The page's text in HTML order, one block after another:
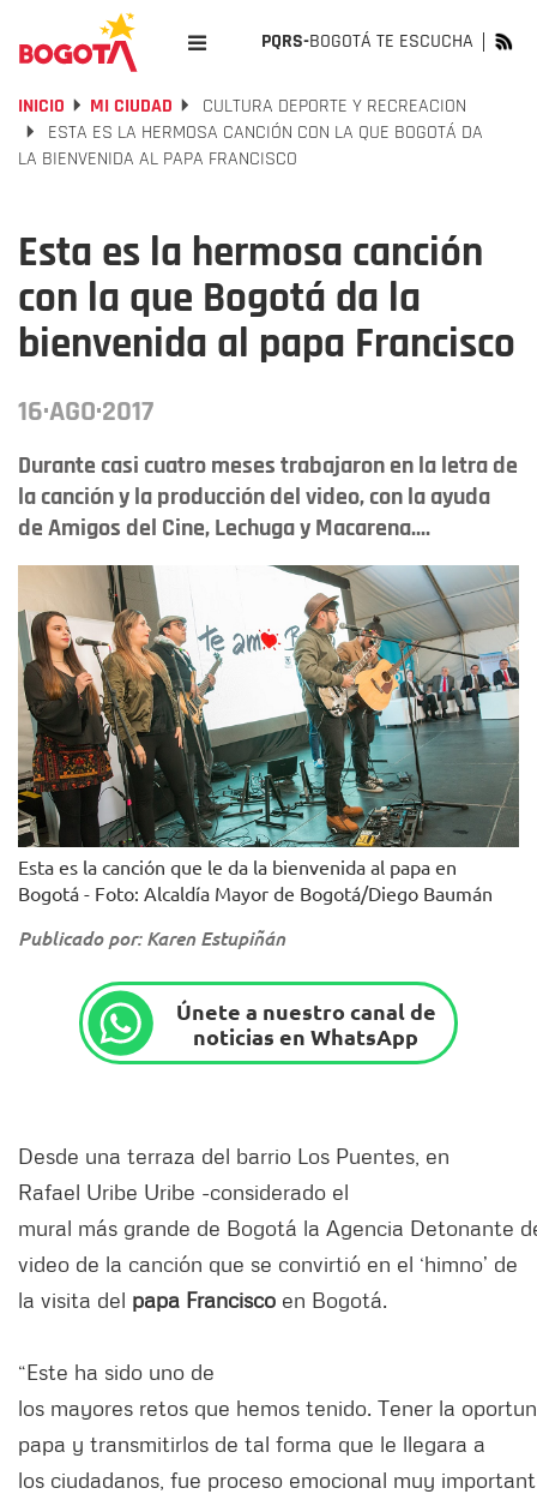
PQRS-BOGOTÁ TE ESCUCHA
INICIO MI CIUDAD
CULTURA DEPORTE Y RECREACION
ESTA ES LA HERMOSA CANCIÓN CON LA QUE BOGOTÁ DA
LA BIENVENIDA AL PAPA FRANCISCO
Esta es la hermosa canción
con la que Bogotá da la
bienvenida al papa Francisco
16·AGO·2017
Durante casi cuatro meses trabajaron en la letra de
la canción y la producción del video, con la ayuda
de Amigos del Cine, Lechuga y Macarena....
Esta es la canción que le da la bienvenida al papa en
Bogotá - Foto: Alcaldía Mayor de Bogotá/Diego Baumán
Publicado por: Karen Estupiñán
Únete a nuestro canal de
noticias en WhatsApp
Desde una terraza del barrio Los Puentes, en
Rafael Uribe Uribe -considerado el
mural más grande de Bogotá la Agencia Detonante
video de la canción que se convirtió en el ‘himno’ de
la visita del papa Francisco en Bogotá.
“Este ha sido uno de
los mayores retos que hemos tenido. Tener la
papa y transmitirlos de tal forma que le llegara a
los ciudadanos, fue proceso emocional muy